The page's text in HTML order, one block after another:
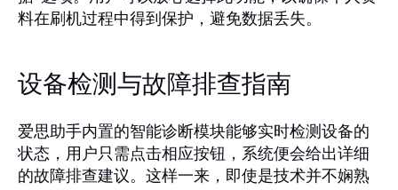
料在刷机过程中得到保护，避免数据丢失。
设备检测与故障排查指南
爱思助手内置的智能诊断模块能够实时检测设备的
状态，用户只需点击相应按钮，系统便会给出详细
的故障排查建议。这样一来，即使是技术并不娴熟